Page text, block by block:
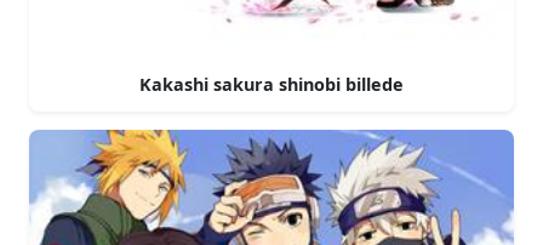
Kakashi sakura shinobi billede